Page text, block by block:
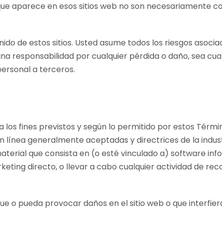
aparece en esos sitios web no son necesariamente
de estos sitios. Usted asume todos los riesgos
responsabilidad por cualquier pérdida o daño, sea
a terceros.
fines previstos y según lo permitido por estos
generalmente aceptadas y directrices de la
que consista en (o esté vinculado a) software
directo, o llevar a cabo cualquier actividad de
o pueda provocar daños en el sitio web o que